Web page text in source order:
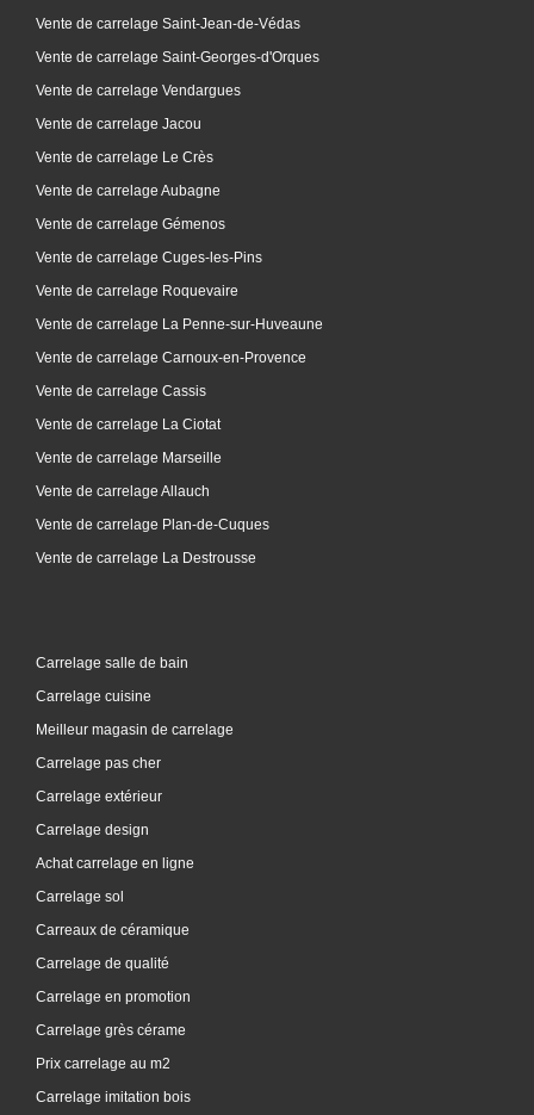
Vente de carrelage Saint-Jean-de-Védas
Vente de carrelage Saint-Georges-d'Orques
Vente de carrelage Vendargues
Vente de carrelage Jacou
Vente de carrelage Le Crès
Vente de carrelage Aubagne
Vente de carrelage Gémenos
Vente de carrelage Cuges-les-Pins
Vente de carrelage Roquevaire
Vente de carrelage La Penne-sur-Huveaune
Vente de carrelage Carnoux-en-Provence
Vente de carrelage Cassis
Vente de carrelage La Ciotat
Vente de carrelage Marseille
Vente de carrelage Allauch
Vente de carrelage Plan-de-Cuques
Vente de carrelage La Destrousse
Carrelage salle de bain
Carrelage cuisine
Meilleur magasin de carrelage
Carrelage pas cher
Carrelage extérieur
Carrelage design
Achat carrelage en ligne
Carrelage sol
Carreaux de céramique
Carrelage de qualité
Carrelage en promotion
Carrelage grès cérame
Prix carrelage au m2
Carrelage imitation bois